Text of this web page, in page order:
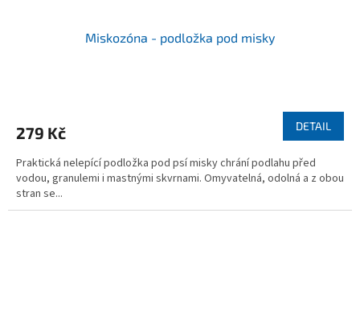
Miskozóna - podložka pod misky
279 Kč DETAIL
Praktická nelepící podložka pod psí misky chrání podlahu před
vodou, granulemi i mastnými skvrnami. Omyvatelná, odolná a z obou
stran se...